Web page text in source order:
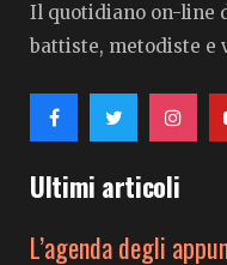
Il quotidiano on-line
battiste, metodiste e
Ultimi articoli
L’agenda degli